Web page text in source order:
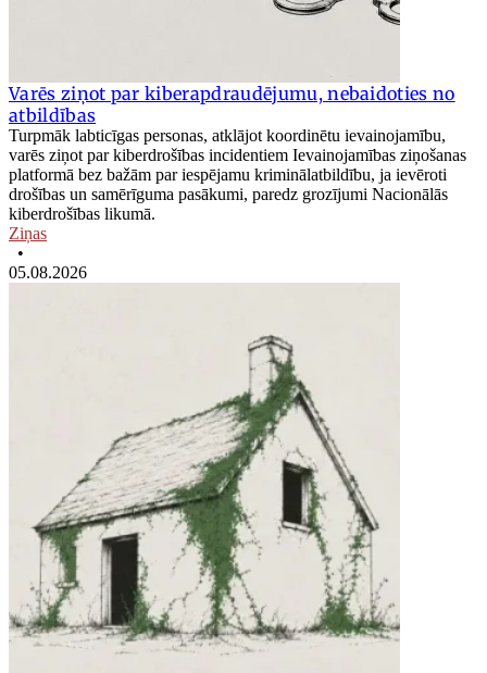
Varēs ziņot par kiberapdraudējumu, nebaidoties no
atbildības
Turpmāk labticīgas personas, atklājot koordinētu ievainojamību,
varēs ziņot par kiberdrošības incidentiem Ievainojamības ziņošanas
platformā bez bažām par iespējamu kriminālatbildību, ja ievēroti
drošības un samērīguma pasākumi, paredz grozījumi Nacionālās
kiberdrošības likumā.
Ziņas
•
05.08.2026